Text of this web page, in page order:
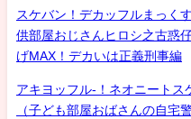
スケバン！デカッフルまっく
供部屋おじさんヒロシ之古惑
げMAX！デカいは正義刑事編
アキヨッフル-！ネオニートス
（子ども部屋おばさんの自宅